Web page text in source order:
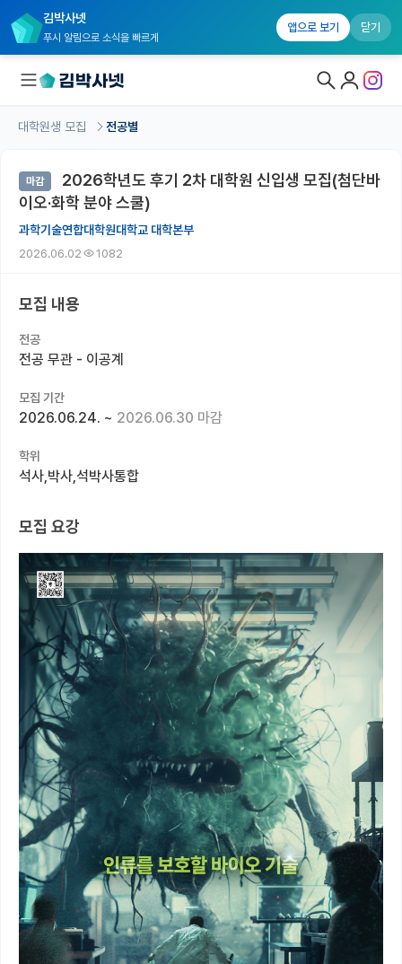
김박사넷
푸시 알림으로 소식을 빠르게
앱으로 보기 닫기
대학원생 모집 홈
기관별 모집 정보
연구실별 모집 정보
전공별 모집 정보
국내대학원 정보
연구실&오픈랩
커리어
반도체 아카데미
재팬라운지 🌸
대학원생 모집 전공별
마감
2026학년도 후기 2차 대학원 신입생 모집(첨단바
이오·화학 분야 스쿨)
과학기술연합대학원대학교 대학본부
2026.06.02 1082
모집 내용
전공
전공 무관 - 이공계
모집 기간
2026.06.24. ~ 2026.06.30 마감
학위
석사,박사,석박사통합
모집 요강